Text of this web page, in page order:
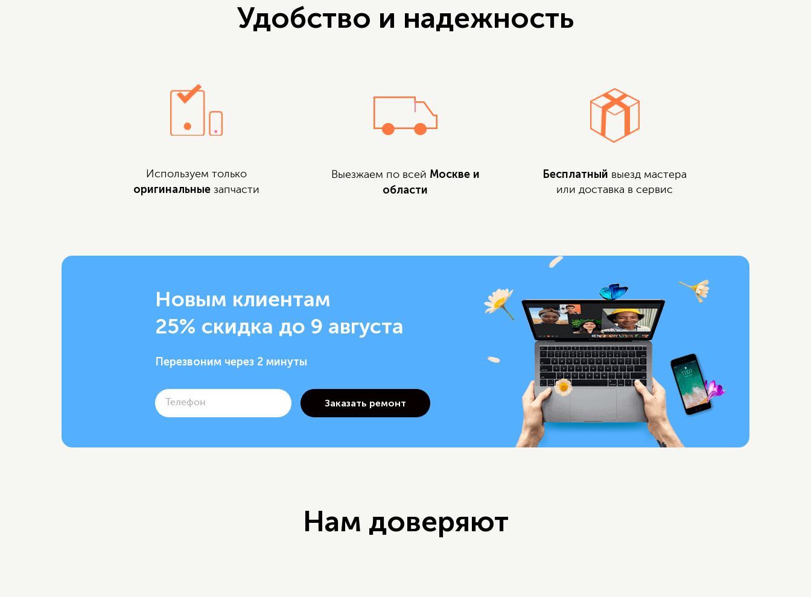
Удобство и надежность
Используем только
оригинальныезапчасти
Выезжаем по всей Москве и
области
Бесплатный выезд мастера
или доставка в сервис
Новым клиентам
25% скидка до 9 августа
Перезвоним через 2 минуты
Нам доверяют